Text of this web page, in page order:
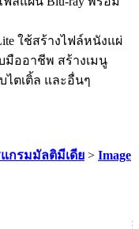
ใช้สร้างไฟล์หนังแผ่
มืออาชีพ สร้างเมนู
ไตเติ้ล และอื่นๆ
แกรมมัลติมีเดีย > Image